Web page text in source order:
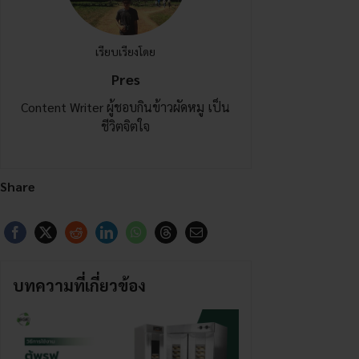
เรียบเรียงโดย
Pres
Content Writer ผู้ชอบกินข้าวผัดหมู เป็น
ชีวิตจิตใจ
Share
บทความที่เกี่ยวข้อง